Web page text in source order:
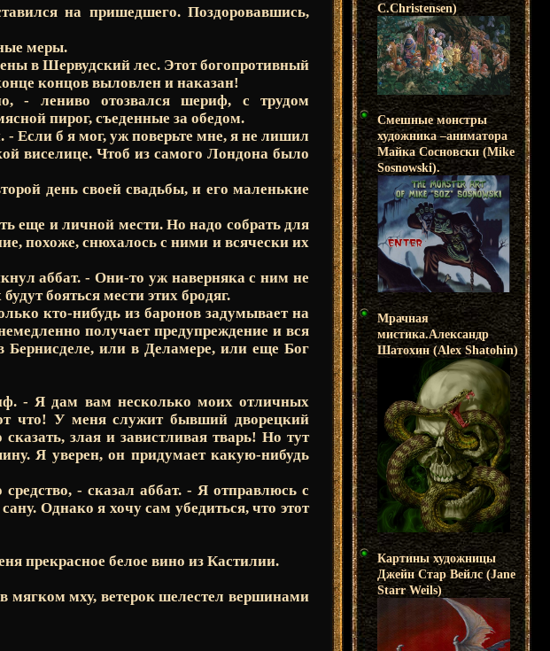
на пришедшего. Поздоровавшись,
меры.
в Шервудский лес. Этот богопротивный
концов выловлен и наказан!
- лениво отозвался шериф, с трудом
пирог, съеденные за обедом.
- Если б я мог, уж поверьте мне, я не лишил
виселице. Чтоб из самого Лондона было
день своей свадьбы, и его маленькие
еще и личной мести. Но надо собрать для
похоже, снюхалось с ними и всячески их
аббат. - Они-то уж наверняка с ним не
бояться мести этих бродяг.
кто-нибудь из баронов задумывает на
получает предупреждение и вся
Бернисделе, или в Деламере, или еще Бог
- Я дам вам несколько моих отличных
что! У меня служит бывший дворецкий
злая и завистливая тварь! Но тут
Я уверен, он придумает какую-нибудь
- сказал аббат. - Я отправлюсь с
Однако я хочу сам убедиться, что этот
прекрасное белое вино из Кастилии.
мягком мху, ветерок шелестел вершинами
C.Christensen)
Смешные монстры
художника –аниматора
Майка Сосновски (Mike
Sosnowski).
Мрачная
мистика.Александр
Шатохин (Alex Shatohin)
Картины художницы
Джейн Стар Вейлс (Jane
Starr Weils)